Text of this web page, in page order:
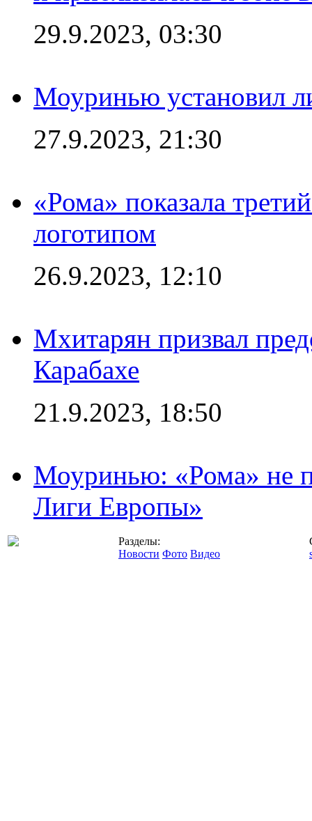
29.9.2023, 03:30
Моуринью установил
27.9.2023, 21:30
«Рома» показала
логотипом
26.9.2023, 12:10
Мхитарян призвал
Карабахе
21.9.2023, 18:50
Моуринью: «Рома» не
Лиги Европы»
Разделы:
Новости Фото Видео